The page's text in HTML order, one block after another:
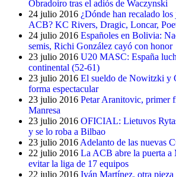
Obradoiro tras el adiós de Waczynski
24 julio 2016 ¿Dónde han recalado
ACB? KC Rivers, Dragic, Loncar,
24 julio 2016 Españoles en Bolivia:
semis, Richi González cayó con honor
23 julio 2016 U20 MASC: España
continental (52-61)
23 julio 2016 El sueldo de Nowitzki y
forma espectacular
23 julio 2016 Petar Aranitovic, primer
Manresa
23 julio 2016 OFICIAL: Lietuvos
y se lo roba a Bilbao
23 julio 2016 Adelanto de las nuevas
22 julio 2016 La ACB abre la puerta a
evitar la liga de 17 equipos
22 julio 2016 Iván Martínez, otra pieza